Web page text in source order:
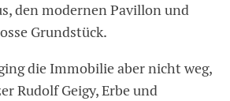
den modernen Pavillon und
Grundstück.
die Immobilie aber nicht weg,
Rudolf Geigy, Erbe und